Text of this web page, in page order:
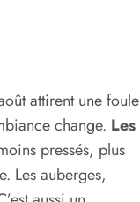
attirent une foule
change. Les
pressés, plus
Les auberges,